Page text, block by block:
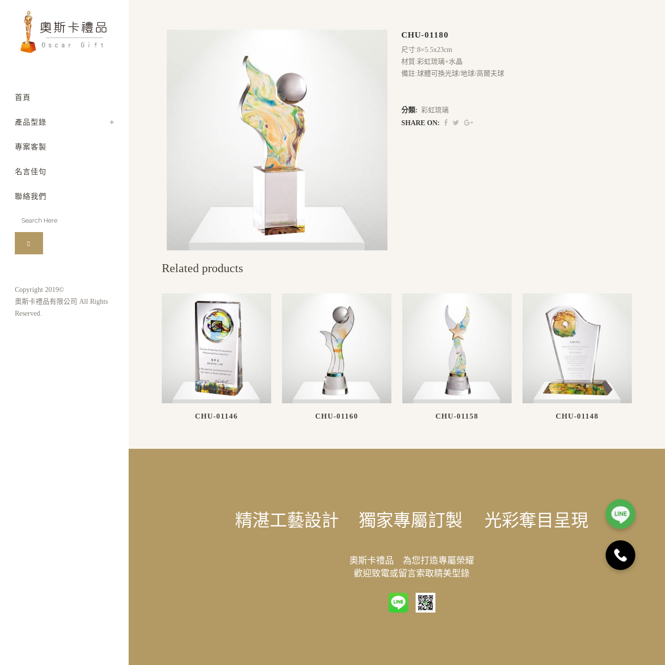
首頁
產品型錄
專案客製
名言佳句
聯絡我們
Copyright 2019©
奧斯卡禮品有限公司 All Rights
Reserved.
CHU-01180
尺寸:8×5.5x23cm
材質:彩虹琉璃+水晶
備註:球體可換光球/地球/高爾夫球
分類: 彩虹琉璃
SHARE ON:
Related products
CHU-01146 CHU-01160 CHU-01158 CHU-01148
精湛工藝設計 獨家專屬訂製 光彩奪目呈現
奧斯卡禮品 為您打造專屬榮耀
歡迎致電或留言索取精美型錄